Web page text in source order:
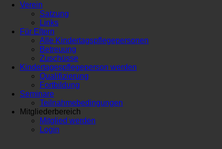
Verein
Satzung
Links
Für Eltern
Alle Kindertagspflegepersonen
Betreuung
Zuschüsse
Kindertagespflegeperson werden
Qualifizierung
Fortbildung
Seminare
Teilnahmebedingungen
Mitgliederbereich
Mitglied werden
Login